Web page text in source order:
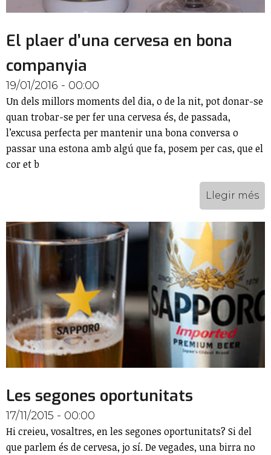
El plaer d’una cervesa en bona
companyia
19/01/2016 - 00:00
Un dels millors moments del dia, o de la nit, pot donar-se
quan trobar-se per fer una cervesa és, de passada,
l’excusa perfecta per mantenir una bona conversa o
passar una estona amb algú que fa, posem per cas, que el
cor et b
Llegir més
Les segones oportunitats
17/11/2015 - 00:00
Hi creieu, vosaltres, en les segones oportunitats? Si del
que parlem és de cervesa, jo sí. De vegades, una birra no